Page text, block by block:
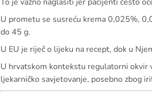
U prometu se susreću krema 0,025%,
do 45 g.
U EU je riječ o lijeku na recept, dok u
U hrvatskom kontekstu regulatorni okvir
ljekarničko savjetovanje, posebno zbog